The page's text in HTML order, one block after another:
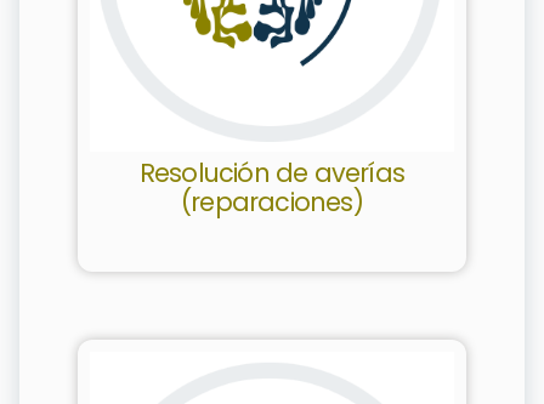
Resolución de averías
(reparaciones)